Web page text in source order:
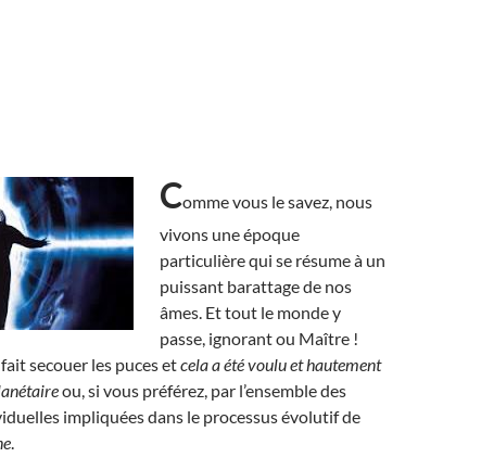
Comme vous le savez, nous
vivons une époque
particulière qui se résume à un
puissant barattage de nos
âmes. Et tout le monde y
passe, ignorant ou Maître !
secouer les puces etcela a été voulu et hautement
ou, si vous préférez, par l’ensemble des
impliquées dans le processus évolutif de
.